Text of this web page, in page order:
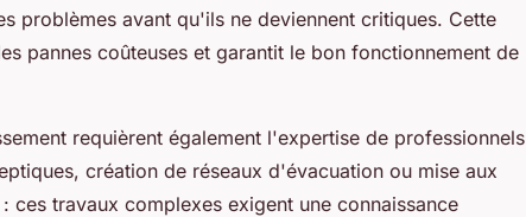
problèmes avant qu'ils ne deviennent critiques. Cette
pannes coûteuses et garantit le bon fonctionnement de
requièrent également l'expertise de professionnels
création de réseaux d'évacuation ou mise aux
ces travaux complexes exigent une connaissance